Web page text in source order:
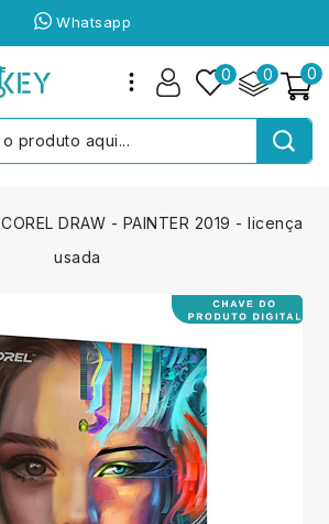
Whatsapp
0
0
0
COREL DRAW - PAINTER 2019 - licença
usada